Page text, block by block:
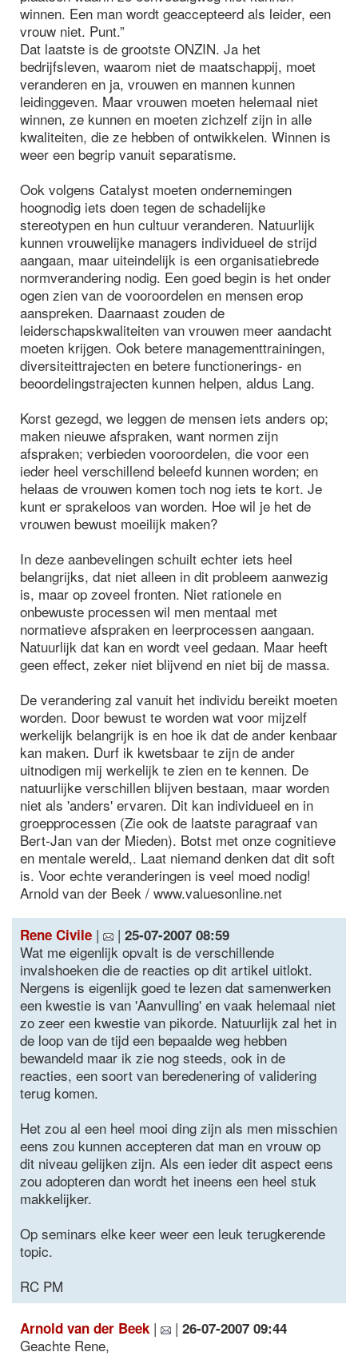
winnen. Een man wordt geaccepteerd als leider, een
vrouw niet. Punt.”
Dat laatste is de grootste ONZIN. Ja het
bedrijfsleven, waarom niet de maatschappij, moet
veranderen en ja, vrouwen en mannen kunnen
leidinggeven. Maar vrouwen moeten helemaal niet
winnen, ze kunnen en moeten zichzelf zijn in alle
kwaliteiten, die ze hebben of ontwikkelen. Winnen is
weer een begrip vanuit separatisme.
Ook volgens Catalyst moeten ondernemingen
hoognodig iets doen tegen de schadelijke
stereotypen en hun cultuur veranderen. Natuurlijk
kunnen vrouwelijke managers individueel de strijd
aangaan, maar uiteindelijk is een organisatiebrede
normverandering nodig. Een goed begin is het onder
ogen zien van de vooroordelen en mensen erop
aanspreken. Daarnaast zouden de
leiderschapskwaliteiten van vrouwen meer aandacht
moeten krijgen. Ook betere managementtrainingen,
diversiteittrajecten en betere functionerings- en
beoordelingstrajecten kunnen helpen, aldus Lang.
Korst gezegd, we leggen de mensen iets anders op;
maken nieuwe afspraken, want normen zijn
afspraken; verbieden vooroordelen, die voor een
ieder heel verschillend beleefd kunnen worden; en
helaas de vrouwen komen toch nog iets te kort. Je
kunt er sprakeloos van worden. Hoe wil je het de
vrouwen bewust moeilijk maken?
In deze aanbevelingen schuilt echter iets heel
belangrijks, dat niet alleen in dit probleem aanwezig
is, maar op zoveel fronten. Niet rationele en
onbewuste processen wil men mentaal met
normatieve afspraken en leerprocessen aangaan.
Natuurlijk dat kan en wordt veel gedaan. Maar heeft
geen effect, zeker niet blijvend en niet bij de massa.
De verandering zal vanuit het individu bereikt moeten
worden. Door bewust te worden wat voor mijzelf
werkelijk belangrijk is en hoe ik dat de ander kenbaar
kan maken. Durf ik kwetsbaar te zijn de ander
uitnodigen mij werkelijk te zien en te kennen. De
natuurlijke verschillen blijven bestaan, maar worden
niet als 'anders' ervaren. Dit kan individueel en in
groepprocessen (Zie ook de laatste paragraaf van
Bert-Jan van der Mieden). Botst met onze cognitieve
en mentale wereld,. Laat niemand denken dat dit soft
is. Voor echte veranderingen is veel moed nodig!
Arnold van der Beek / www.valuesonline.net
Rene Civile | | 25-07-2007 08:59
Wat me eigenlijk opvalt is de verschillende
invalshoeken die de reacties op dit artikel uitlokt.
Nergens is eigenlijk goed te lezen dat samenwerken
een kwestie is van 'Aanvulling' en vaak helemaal niet
zo zeer een kwestie van pikorde. Natuurlijk zal het in
de loop van de tijd een bepaalde weg hebben
bewandeld maar ik zie nog steeds, ook in de
reacties, een soort van beredenering of validering
terug komen.
Het zou al een heel mooi ding zijn als men misschien
eens zou kunnen accepteren dat man en vrouw op
dit niveau gelijken zijn. Als een ieder dit aspect eens
zou adopteren dan wordt het ineens een heel stuk
makkelijker.
Op seminars elke keer weer een leuk terugkerende
topic.
RC PM
Arnold van der Beek | | 26-07-2007 09:44
Geachte Rene,